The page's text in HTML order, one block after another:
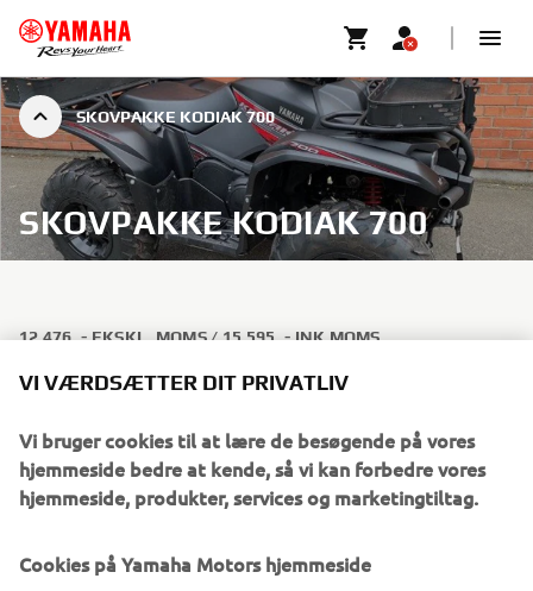
SKOVPAKKE KODIAK 700
SKOVPAKKE KODIAK 700
12 476, - EKSKL. MOMS / 15 595, - INK MOMS.
Totalpakken, der ruster dig til skovarbejdet.
ATVPKTKODIAK16
Indeholder:
Transportkasse inkl. beslag til spil for
VI VÆRDSÆTTER DIT PRIVATLIV
Vi bruger cookies til at lære de besøgende på vores
hjemmeside bedre at kende, så vi kan forbedre vores
hjemmeside, produkter, services og marketingtiltag.
Cookies på Yamaha Motors hjemmeside